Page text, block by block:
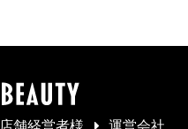
店舗経営者様 運営会社